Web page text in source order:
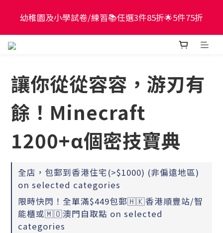
現貨童書正價全場65折！$449包郵香港智能櫃或澳門
自取點！最快2個工作天出貨
幼稚園及小學試卷/練習📚任選3件85折🌟5件75折
現貨童書正價全場65折！$449包郵香港智能櫃或澳門
讓你從從容容，游刃有
餘！Minecraft
1200+α個密技寶典
全店，包郵到香港住宅(>$1000) (非偏遠地區)
on selected categories
限時快閃！全單滿$449包郵🇭🇰香港順豐站/智
能櫃或🇲🇴澳門自取點 on selected
categories